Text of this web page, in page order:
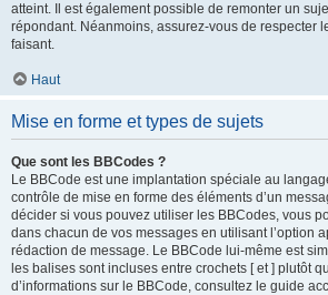
atteint. Il est également possible de remonter un
répondant. Néanmoins, assurez-vous de respecter
faisant.
Haut
Mise en forme et types de sujets
Que sont les BBCodes ?
Le BBCode est une implantation spéciale au
contrôle de mise en forme des éléments d’un
décider si vous pouvez utiliser les BBCodes, vous
dans chacun de vos messages en utilisant l’option
rédaction de message. Le BBCode lui-même est
les balises sont incluses entre crochets [ et ] plutôt
d’informations sur le BBCode, consultez le guide